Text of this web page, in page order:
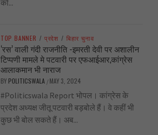
को...
TOP BANNER / प्रदेश / बिहार चुनाव
‘रस’ वाली गंदी राजनीति -इमरती देवी पर अशालीन
टिप्पणी मामले मे पटवारी पर एफआईआर,कांग्रेस
आलाकमान भी नाराज
BY POLITICSWALA / MAY 3, 2024
#Politicswala Report भोपल। कांग्रेस के
प्रदेश अध्यक्ष जीतू पटवारी बड़बोले हैं। वे कहीं भी
कुछ भी बोल सकते हैं। अब...